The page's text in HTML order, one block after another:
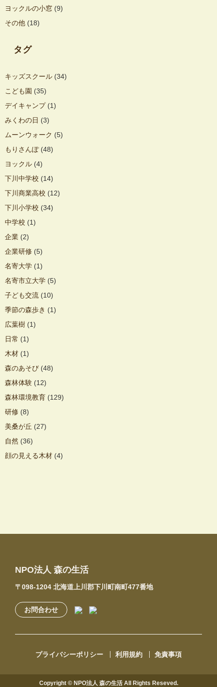
ヨックルの小窓 (9)
その他 (18)
タグ
キッズスクール (34)
こども園 (35)
デイキャンプ(1)
みくわの日 (3)
ムーンウォーク (5)
もりさんぽ(48)
ヨックル (4)
下川中学校 (14)
下川商業高校 (12)
下川小学校 (34)
中学校 (1)
企業 (2)
企業研修 (5)
名寄大学 (1)
名寄市立大学 (5)
子ども交流 (10)
季節の森歩き (1)
広葉樹 (1)
日常 (1)
木材 (1)
森のあそび (48)
森林体験 (12)
森林環境教育 (129)
研修 (8)
美桑が丘 (27)
自然 (36)
顔の見える木材 (4)
NPO法人 森の生活
〒098-1204 北海道上川郡下川町南町477番地
お問合わせ
プライバシーポリシー 利用規約 免責事項
Copyright © NPO法人 森の生活 All Rights Reseved.